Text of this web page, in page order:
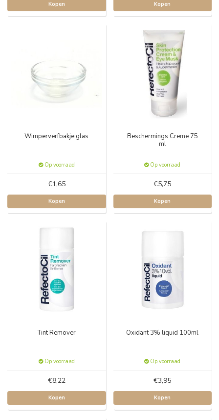
Kopen Kopen
Wimperverfbakje glas
Op voorraad
€1,65
Kopen
Beschermings Creme 75
ml
Op voorraad
€5,75
Kopen
Tint Remover
Op voorraad
€8,22
Kopen
Oxidant 3% liquid 100ml
Op voorraad
€3,95
Kopen